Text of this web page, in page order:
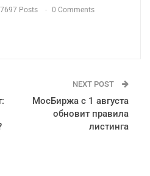
7697 Posts 0 Comments
NEXT POST
МосБиржа с 1 августа
обновит правила
листинга